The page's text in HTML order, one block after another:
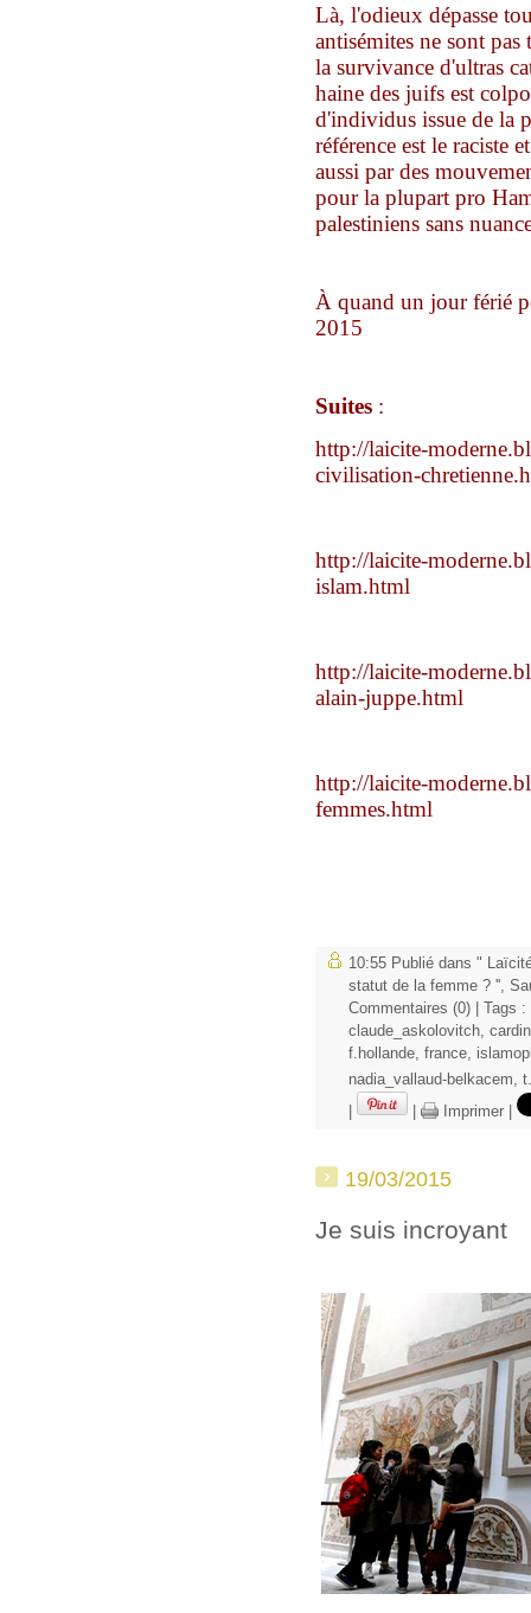
Là, l'odieux dépasse
antisémites ne sont pas
la survivance d'ultras
haine des juifs est
d'individus issue de la
référence est le raciste
aussi pardes
pour la plupart pro
palestiniens sans
À quand un jour férié
2015
Suites :
http://laicite-
civilisation-
http://laicite-
islam.html
http://laicite-
alain-juppe.html
http://laicite-
femmes.html
10:55 Publié dans "
statut de la femme ? ''
Commentaires (0) | Tags :
claude_askolovitch
f.hollande france
nadia_vallaud-belkacem
Imprimer
19/03/2015
Je suis incroyant